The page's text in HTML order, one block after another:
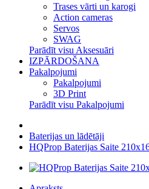
Trases vārti un karogi
Action cameras
Servos
SWAG
Parādīt visu Aksesuāri
IZPĀRDOŠANA
Pakalpojumi
Pakalpojumi
3D Print
Parādīt visu Pakalpojumi
Baterijas un lādētāji
HQProp Baterijas Saite